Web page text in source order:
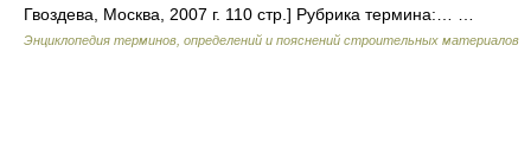
Гвоздева, Москва, 2007 г. 110 стр.] Рубрика термина:… …
Энциклопедия терминов, определений и пояснений строительных материалов